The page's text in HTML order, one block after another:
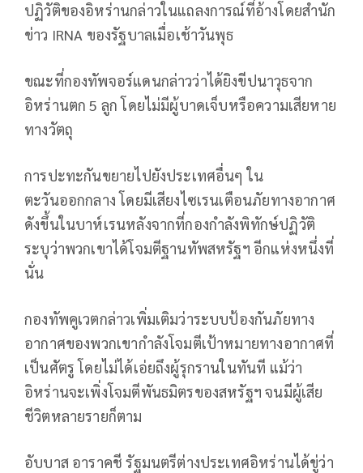
ปฏิวัติของอิหร่านกล่าวในแถลงการณ์ที่อ้างโดยสำนัก
ข่าว IRNA ของรัฐบาลเมื่อเช้าวันพุธ
ขณะที่กองทัพจอร์แดนกล่าวว่าได้ยิงขีปนาวุธจาก
อิหร่านตก 5 ลูก โดยไม่มีผู้บาดเจ็บหรือความเสียหาย
ทางวัตถุ
การปะทะกันขยายไปยังประเทศอื่นๆ ใน
ตะวันออกกลาง โดยมีเสียงไซเรนเตือนภัยทางอากาศ
ดังขึ้นในบาห์เรนหลังจากที่กองกำลังพิทักษ์ปฏิวัติ
ระบุว่าพวกเขาได้โจมตีฐานทัพสหรัฐฯ อีกแห่งหนึ่งที่
นั่น
กองทัพคูเวตกล่าวเพิ่มเติมว่าระบบป้องกันภัยทาง
อากาศของพวกเขากำลังโจมตีเป้าหมายทางอากาศที่
เป็นศัตรู โดยไม่ได้เอ่ยถึงผู้รุกรานในทันที แม้ว่า
อิหร่านจะเพิ่งโจมตีพันธมิตรของสหรัฐฯ จนมีผู้เสีย
ชีวิตหลายรายก็ตาม
อับบาส อาราคชี รัฐมนตรีต่างประเทศอิหร่านได้ขู่ว่า